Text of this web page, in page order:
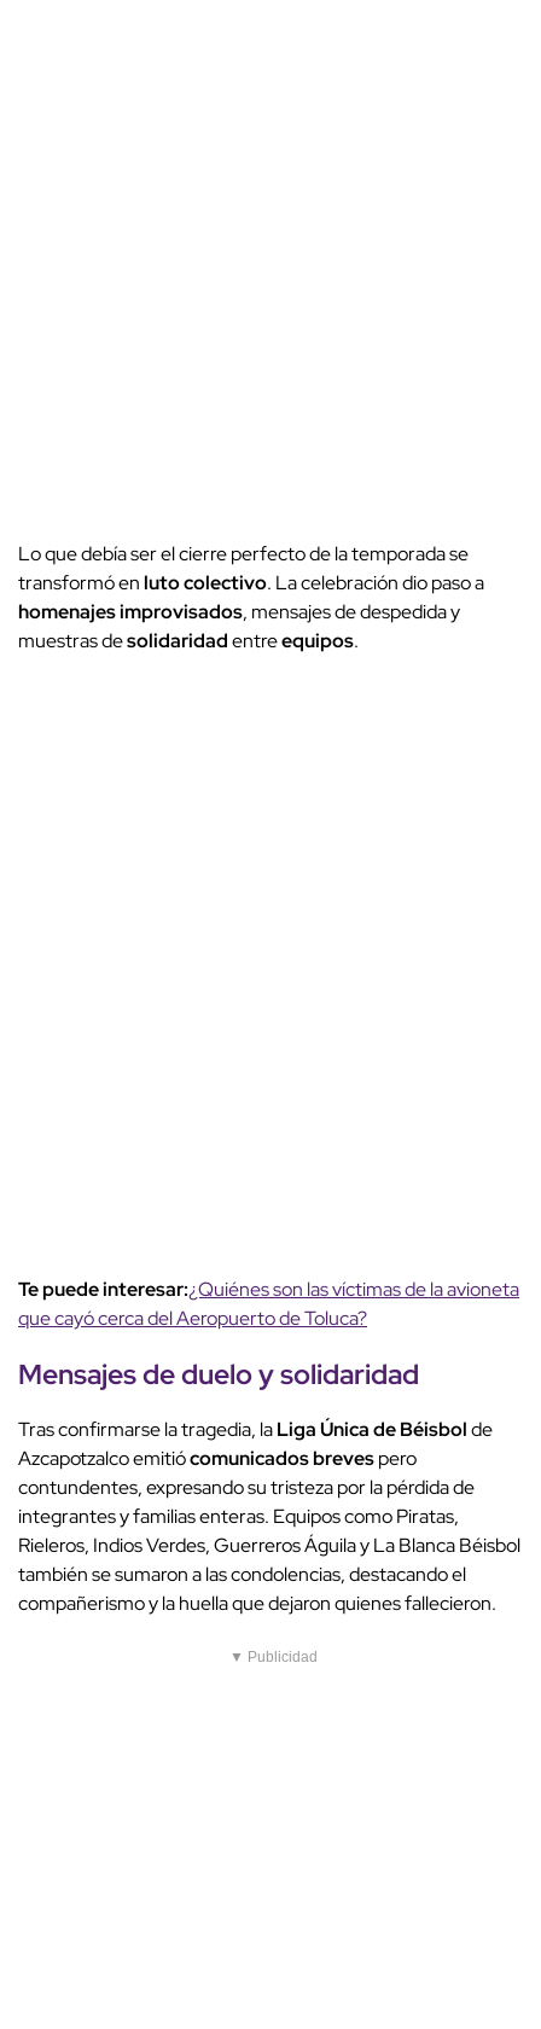
Lo que debía ser el cierre perfecto de la temporada se
transformó enluto colectivo. La celebración dio paso a
homenajes improvisados, mensajes de despedida y
muestras desolidaridadentreequipos.
Te puede interesar:¿Quiénes son las víctimas de la avioneta
que cayó cerca del Aeropuerto de Toluca?
Mensajes de duelo ysolidaridad
Tras confirmarse la tragedia, laLiga Única de Béisbolde
Azcapotzalco emitiócomunicados brevespero
contundentes, expresando su tristeza por la pérdida de
integrantes y familias enteras. Equipos como Piratas,
Rieleros, Indios Verdes, Guerreros Águila y La Blanca Béisbol
también se sumaron a las condolencias, destacando el
compañerismo y la huella que dejaron quienes fallecieron.
▼ Publicidad